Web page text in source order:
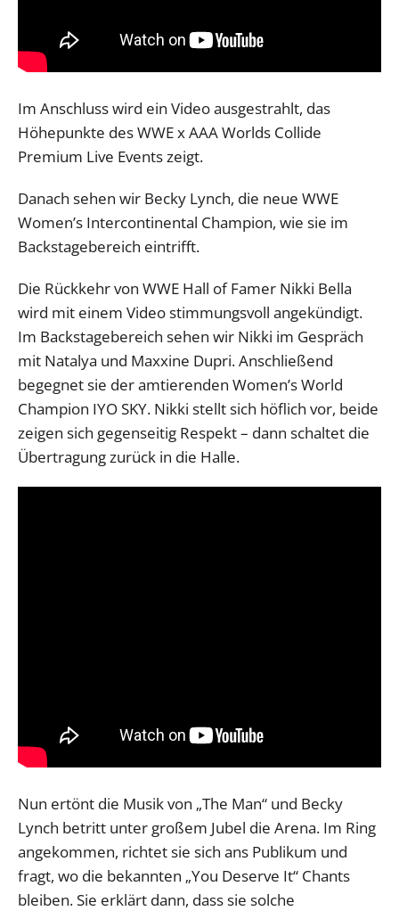
Im Anschluss wird ein Video ausgestrahlt, das
Höhepunkte des WWE x AAA Worlds Collide
Premium Live Events zeigt.
Danach sehen wir Becky Lynch, die neue WWE
Women’s Intercontinental Champion, wie sie im
Backstagebereich eintrifft.
Die Rückkehr von WWE Hall of Famer Nikki Bella
wird mit einem Video stimmungsvoll angekündigt.
Im Backstagebereich sehen wir Nikki im Gespräch
mit Natalya und Maxxine Dupri. Anschließend
begegnet sie der amtierenden Women’s World
Champion IYO SKY. Nikki stellt sich höflich vor, beide
zeigen sich gegenseitig Respekt – dann schaltet die
Übertragung zurück in die Halle.
Nun ertönt die Musik von „The Man“ und Becky
Lynch betritt unter großem Jubel die Arena. Im Ring
angekommen, richtet sie sich ans Publikum und
fragt, wo die bekannten „You Deserve It“ Chants
bleiben. Sie erklärt dann, dass sie solche